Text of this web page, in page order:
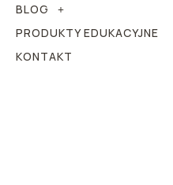
BLOG
PRODUKTY EDUKACYJNE
KONTAKT